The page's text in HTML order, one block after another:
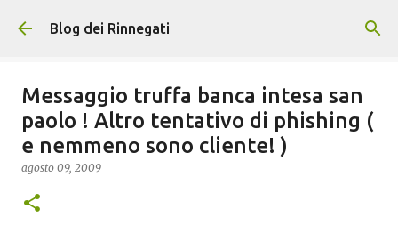
Passa ai contenuti principali
Blog dei Rinnegati
Messaggio truffa banca intesa san
paolo ! Altro tentativo di phishing (
e nemmeno sono cliente! )
agosto 09, 2009